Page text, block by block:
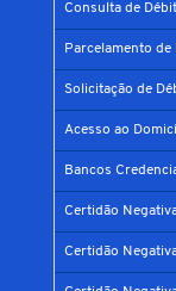
Consulta de
Parcelamento
Solicitação de
Acesso ao
Bancos
Certidão
Certidão